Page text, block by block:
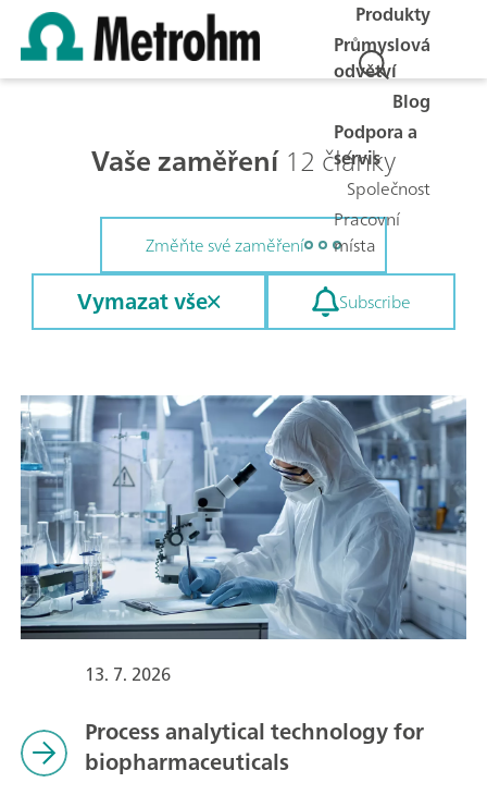
Produkty
Průmyslová
odvětví
Blog
Podpora a
servis
Společnost
Pracovní
místa
Vaše zaměření12 články
Změňte své zaměření
Vymazat vše Subscribe
13. 7. 2026
Process analytical technology for
biopharmaceuticals